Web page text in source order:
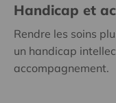
Handicap et
Rendre les soins
un handicap
accompagnement.